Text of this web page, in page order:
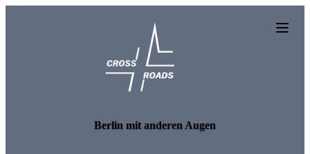
Berlin mit anderen Augen